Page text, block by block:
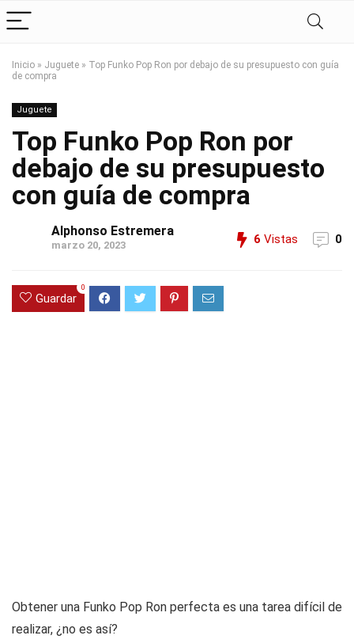
Inicio » Juguete » Top Funko Pop Ron por debajo de su presupuesto con guía
de compra
Juguete
Top Funko Pop Ron por
debajo de su presupuesto
con guía de compra
Alphonso Estremera
marzo 20, 2023 6 Vistas 0
Guardar
0
Obtener una Funko Pop Ron perfecta es una tarea difícil de
realizar, ¿no es así?